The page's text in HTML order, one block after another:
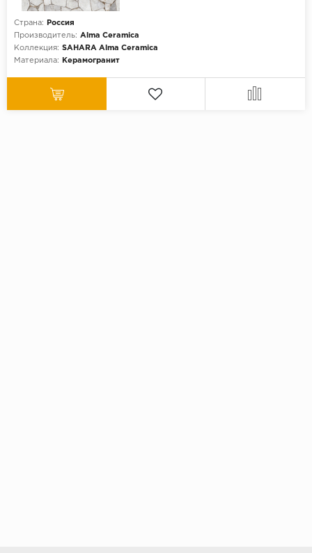
Страна:
Россия
Производитель: Alma Ceramica
Коллекция: SAHARA Alma Ceramica
Материала:
Керамогранит